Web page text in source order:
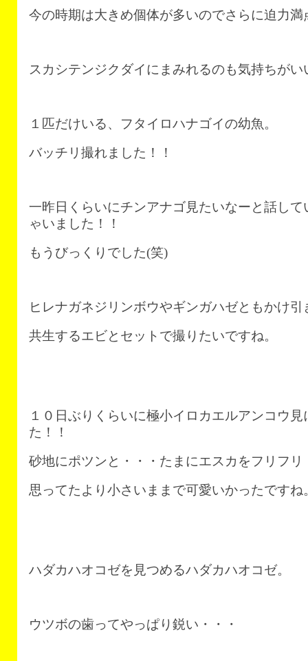
今の時期は大きめ個体が多いのでさらに迫力満
スカシテンジクダイにまみれるのも気持ちがい
１匹だけいる、フタイロハナゴイの幼魚。
バッチリ撮れました！！
一昨日くらいにチンアナゴ見たいなーと話し
ゃいました！！
もうびっくりでした(笑)
ヒレナガネジリンボウやギンガハゼともかけ
共生するエビとセットで撮りたいですね。
１０日ぶりくらいに極小イロカエルアンコウ
た！！
砂地にポツンと・・・たまにエスカをフリフリ
思ってたより小さいままで可愛いかったですね
ハダカハオコゼを見つめるハダカハオコゼ。
ウツボの歯ってやっぱり鋭い・・・